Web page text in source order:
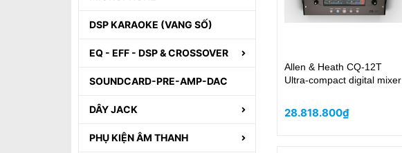
DSP KARAOKE (VANG SỐ)
EQ - EFF - DSP & CROSSOVER
SOUNDCARD-PRE-AMP-DAC
DÂY JACK
PHỤ KIỆN ÂM THANH
Allen & Heath CQ-12T
Ultra-compact digital mixer
28.818.800₫